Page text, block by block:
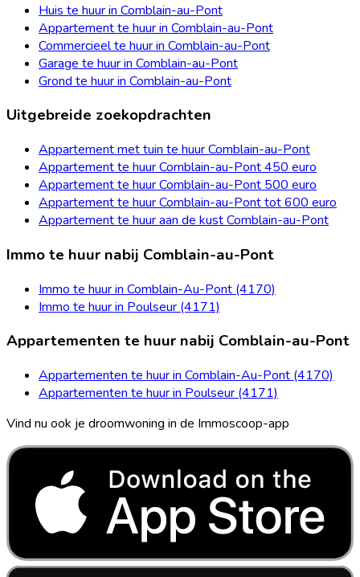
Huis te huur in Comblain-au-Pont
Appartement te huur in Comblain-au-Pont
Commercieel te huur in Comblain-au-Pont
Garage te huur in Comblain-au-Pont
Grond te huur in Comblain-au-Pont
Uitgebreide zoekopdrachten
Appartement met tuin te huur Comblain-au-Pont
Appartement te huur Comblain-au-Pont 450 euro
Appartement te huur Comblain-au-Pont 500 euro
Appartement te huur Comblain-au-Pont tot 600 euro
Appartement te huur aan de kust Comblain-au-Pont
Immo te huur nabij Comblain-au-Pont
Immo te huur in Comblain-Au-Pont (4170)
Immo te huur in Poulseur (4171)
Appartementen te huur nabij Comblain-au-Pont
Appartementen te huur in Comblain-Au-Pont (4170)
Appartementen te huur in Poulseur (4171)
Vind nu ook je droomwoning in de Immoscoop-app